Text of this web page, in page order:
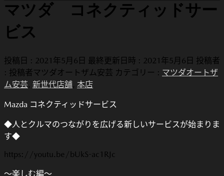
マツダ コネクティッドサー
ビス
投稿日 : 2021年5月6日 最終更新日時 : 2021年5月6日 投稿者
: 投稿者マツダオートザム安芸 カテゴリー : マツダオートザ
ム安芸, 新世代店舗, 本店
Mazda コネクティッドサービス
◆人とクルマのつながりを広げる新しいサービスが始まりま
す◆
https://youtu.be/bUkS-ac1RJc
～楽しむ編～